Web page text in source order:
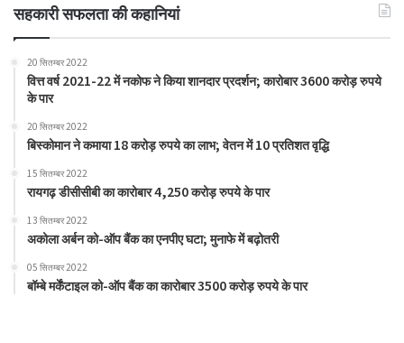
सहकारी सफलता की कहानियां
20 सितम्बर 2022
वित्त वर्ष 2021-22 में नकोफ ने किया शानदार प्रदर्शन; कारोबार 3600 करोड़ रुपये
के पार
20 सितम्बर 2022
बिस्कोमान ने कमाया 18 करोड़ रुपये का लाभ; वेतन में 10 प्रतिशत वृद्धि
15 सितम्बर 2022
रायगढ़ डीसीसीबी का कारोबार 4,250 करोड़ रुपये के पार
13 सितम्बर 2022
अकोला अर्बन को-ऑप बैंक का एनपीए घटा; मुनाफे में बढ़ोतरी
05 सितम्बर 2022
बॉम्बे मर्केंटाइल को-ऑप बैंक का कारोबार 3500 करोड़ रुपये के पार